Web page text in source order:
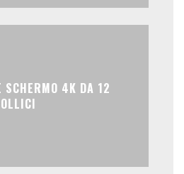
SCHERMO 4K DA 12